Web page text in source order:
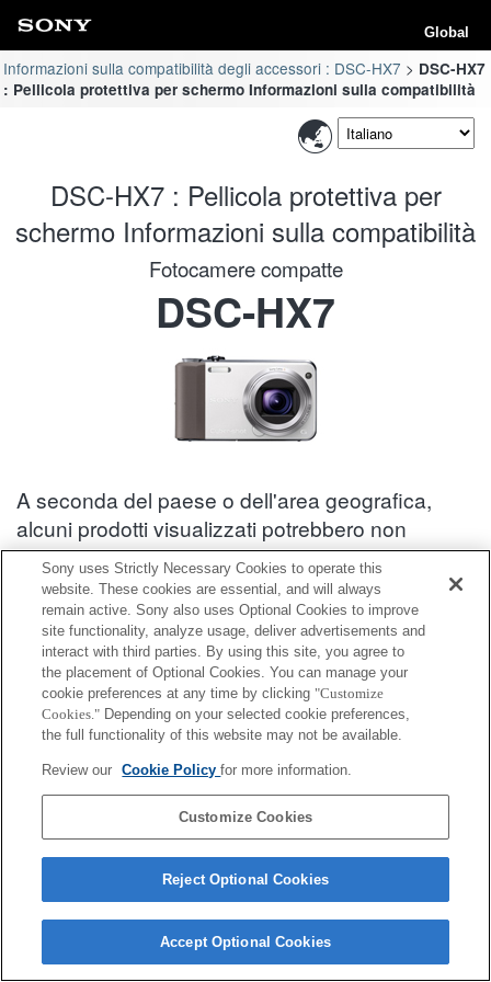
Global
Informazioni sulla compatibilità degli accessori : DSC-HX7
DSC-HX7
: Pellicola protettiva per schermo Informazioni sulla compatibilità
DSC-HX7 : Pellicola protettiva per
schermo Informazioni sulla compatibilità
Fotocamere compatte
DSC-HX7
A seconda del paese o dell'area geografica,
alcuni prodotti visualizzati potrebbero non
essere disponibili.
Informazioni sulla compatibilità degli accessori : DSC-HX7
Pellicola protettiva per schermo
Completamente compatibile
Compatibile, ma con restrizioni
PCK-L30B
Contact Us Cookie Policy
Sony uses Strictly Necessary Cookies to operate this
website. These cookies are essential, and will always
remain active. Sony also uses Optional Cookies to improve
site functionality, analyze usage, deliver advertisements and
interact with third parties. By using this site, you agree to
the placement of Optional Cookies. You can manage your
cookie preferences at any time by clicking "Customize
Cookies." Depending on your selected cookie preferences,
the full functionality of this website may not be available.
Review our Cookie Policyfor more information.
Customize Cookies
Reject Optional Cookies
Accept Optional Cookies